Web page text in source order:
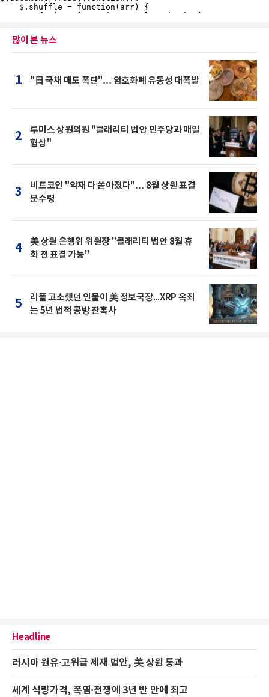
많이 본 뉴스
1 "日 국채 매도 폭탄"… 암호화폐 유동성 대폭발
2
루미스 상원의원 "클래리티 법안 민주당과 매일
협상"
3
비트코인 "악재 다 쏟아졌다"… 8월 상원 표결
분수령
4
美 상원 은행위 위원장 "클래리티 법안 8월 휴
회 전 표결 가능"
5
리플 고소했던 인물이 美 정보국장...XRP 옥죄
는 5년 법적 공방 잔혹사
Headline
러시아 원유·고위급 제재 법안, 美 상원 통과
세계 식량가격, 폭염·전쟁에 3년 반 만에 최고